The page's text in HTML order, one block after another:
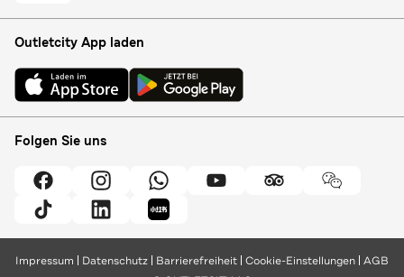
Outletcity App laden
Folgen Sie uns
Impressum Datenschutz Barrierefreiheit Cookie-Einstellungen AGB